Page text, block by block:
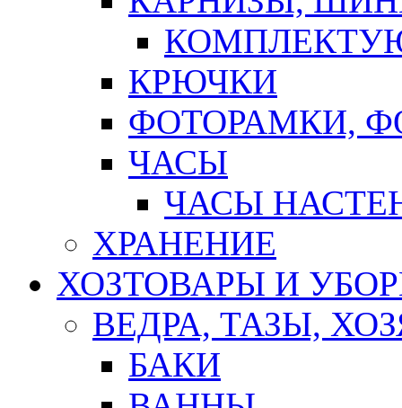
КРЮЧКИ
ФОТОРАМКИ,
ЧАСЫ
ЧАСЫ
ХРАНЕНИЕ
ХОЗТОВАРЫ И
ВЕДРА, ТАЗЫ,
БАКИ